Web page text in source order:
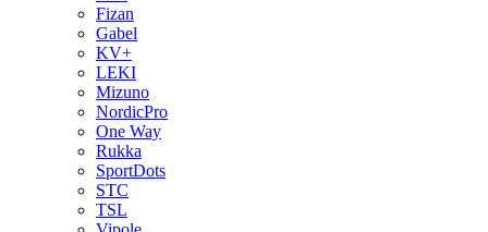
Fizan
Gabel
KV+
LEKI
Mizuno
NordicPro
One Way
Rukka
SportDots
STC
TSL